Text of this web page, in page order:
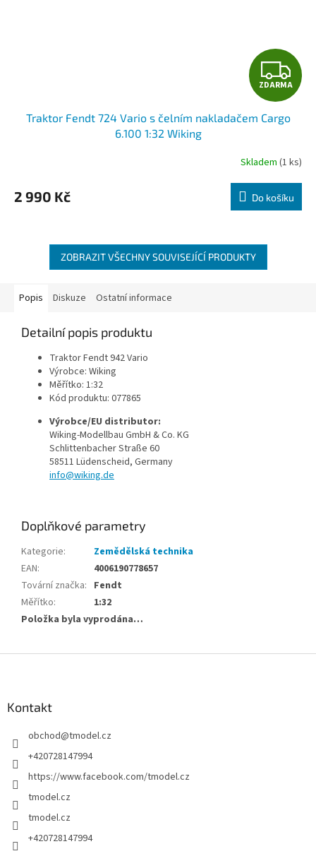
Z
D
A
R
M
A
ZDARMA
Traktor Fendt 724 Vario s čelním nakladačem Cargo
6.100 1:32 Wiking
Skladem (1 ks)
2 990 Kč Do košíku
ZOBRAZIT VŠECHNY SOUVISEJÍCÍ PRODUKTY
Popis Diskuze Ostatní informace
Detailní popis produktu
Traktor Fendt 942 Vario
Výrobce: Wiking
Měřítko: 1:32
Kód produktu: 077865
Výrobce/EU distributor:
Wiking-Modellbau GmbH & Co. KG
Schlittenbacher Straße 60
58511 Lüdenscheid, Germany
info@wiking.de
Doplňkové parametry
Kategorie:
Zemědělská technika
EAN:
4006190778657
Tovární značka: Fendt
Měřítko:
1:32
Položka byla vyprodána…
Kontakt
obchod@tmodel.cz
+420728147994
https://www.facebook.com/tmodel.cz
tmodel.cz
tmodel.cz
+420728147994